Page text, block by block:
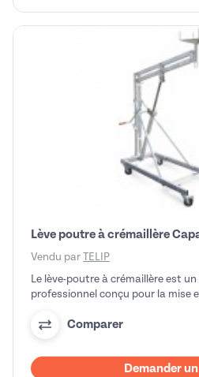
Lève poutre à crémaillère
Vendu par TELIP
Le lève-poutre à crémaillère est
professionnel conçu pour la mise
Comparer
Demander